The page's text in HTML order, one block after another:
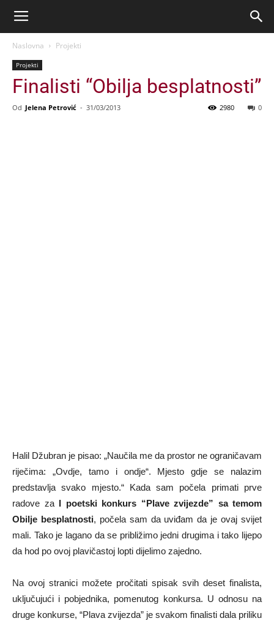
Naslovna Projekti
Projekti
Finalisti “Obilja besplatnosti”
Od Jelena Petrović - 31/03/2013 0
2980
Halil Džubran je pisao: „Naučila me da prostor ne ograničavam
riječima: „Ovdje, tamo i ondje“. Mjesto gdje se nalazim
predstavlja svako mjesto.“ Kada sam počela primati prve
radove za I poetski konkurs “Plave zvijezde” sa temom
Obilje besplatnosti, počela sam da uviđam da je ovaj svijet
mali. Tako je lagano da se približimo jedni drugima i tako lijepo
da hod po ovoj plavičastoj lopti dijelimo zajedno.
Na ovoj stranici možete pročitati spisak svih deset finalista,
uključujući i pobjednika, pomenutog konkursa. U odnosu na
druge konkurse, “Plava zvijezda” je svakom finalisti dala priliku